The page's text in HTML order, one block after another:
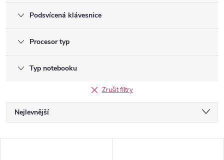
Podsvícená klávesnice
Procesor typ
Typ notebooku
Zrušit filtry
Ř
a
Nejlevnější